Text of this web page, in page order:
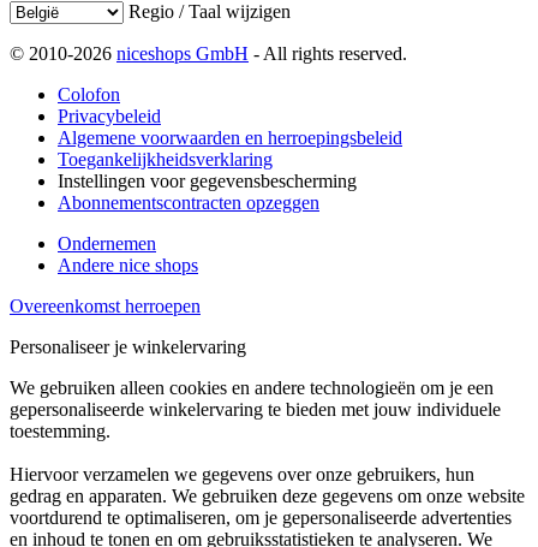
Regio / Taal wijzigen
© 2010-2026 niceshops GmbH - All rights reserved.
Colofon
Privacybeleid
Algemene voorwaarden en herroepingsbeleid
Toegankelijkheidsverklaring
Instellingen voor gegevensbescherming
Abonnementscontracten opzeggen
Ondernemen
Andere nice shops
Overeenkomst herroepen
Personaliseer je winkelervaring
We gebruiken alleen cookies en andere technologieën om je een
gepersonaliseerde winkelervaring te bieden met jouw individuele
toestemming.
Hiervoor verzamelen we gegevens over onze gebruikers, hun
gedrag en apparaten. We gebruiken deze gegevens om onze website
voortdurend te optimaliseren, om je gepersonaliseerde advertenties
en inhoud te tonen en om gebruiksstatistieken te analyseren. We